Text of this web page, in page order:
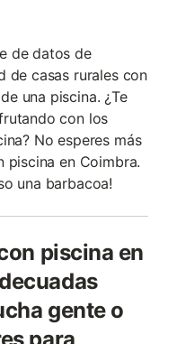
de datos de
de casas rurales con
una piscina. ¿Te
con los
No esperes más
piscina en Coimbra.
una barbacoa!
piscina en
gente o